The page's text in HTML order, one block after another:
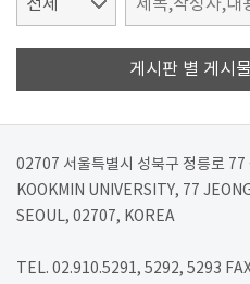
게시판 별 게시
02707 서울특별시 성북구 정릉로 77
KOOKMIN UNIVERSITY, 77
SEOUL, 02707, KOREA
TEL. 02.910.5291, 5292, 5293